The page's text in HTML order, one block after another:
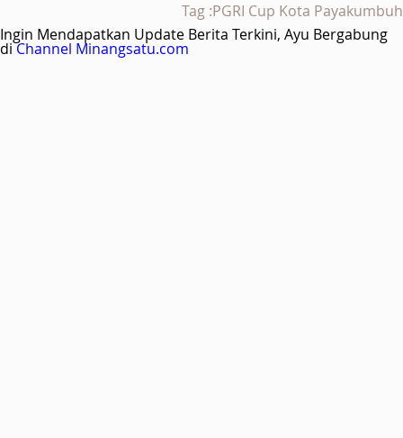
Tag :PGRI Cup Kota Payakumbuh
Ingin Mendapatkan Update Berita Terkini, Ayu Bergabung
diChannel Minangsatu.com